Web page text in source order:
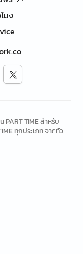
มง
TIME สำหรับ
ทุกประเภท จากทั่ว